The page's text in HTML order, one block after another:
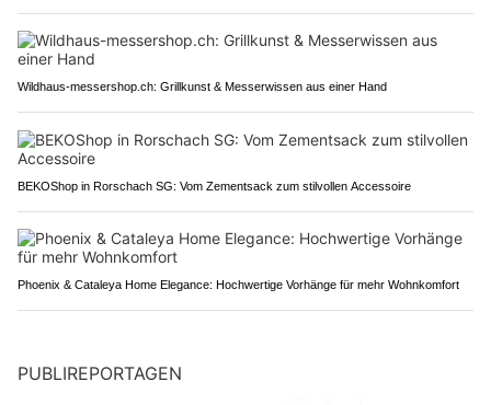
Wildhaus-messershop.ch: Grillkunst & Messerwissen aus einer Hand
BEKOShop in Rorschach SG: Vom Zementsack zum stilvollen Accessoire
Phoenix & Cataleya Home Elegance: Hochwertige Vorhänge für mehr Wohnkomfort
PUBLIREPORTAGEN